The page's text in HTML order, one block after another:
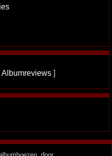
Albumreviews ]